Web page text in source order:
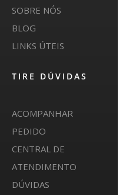
SOBRE NÓS
BLOG
LINKS ÚTEIS
TIRE DÚVIDAS
ACOMPANHAR
PEDIDO
CENTRAL DE
ATENDIMENTO
DÚVIDAS